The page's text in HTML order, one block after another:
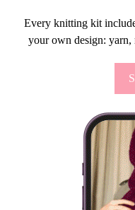
Every knitting kit
your own design: yarn,